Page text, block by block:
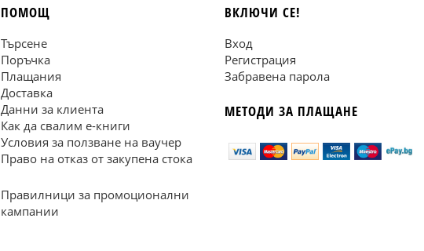
ПОМОЩ
Търсене
Поръчка
Плащания
Доставка
Данни за клиента
Как да свалим е-книги
Условия за ползване на ваучер
Право на отказ от закупена стока
Правилници за промоционални
кампании
ВКЛЮЧИ СЕ!
Вход
Регистрация
Забравена парола
МЕТОДИ ЗА ПЛАЩАНЕ